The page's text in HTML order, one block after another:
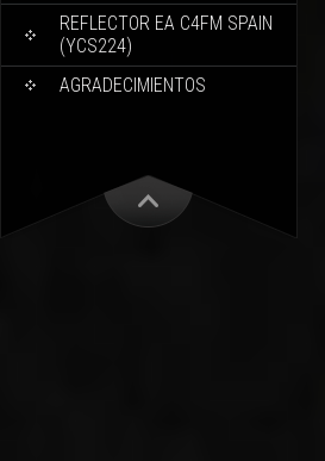
REFLECTOR EA C4FM SPAIN
(YCS224)
AGRADECIMIENTOS